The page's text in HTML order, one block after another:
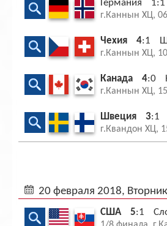
Германия 1:1
г.Каннын ХЦ,
Чехия 4:1
г.Каннын ХЦ,
Канада 4:0
г.Каннын ХЦ,
Швеция 3:1
г.Квандон ХЦ,
20 февраля 2018, Вторник
США 5:1